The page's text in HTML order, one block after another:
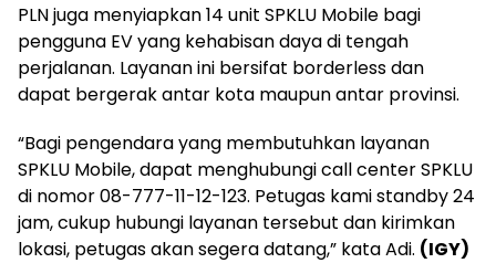
PLN juga menyiapkan 14 unit SPKLU Mobile bagi
pengguna EV yang kehabisan daya di tengah
perjalanan. Layanan ini bersifat borderless dan
dapat bergerak antar kota maupun antar provinsi.
“Bagi pengendara yang membutuhkan layanan
SPKLU Mobile, dapat menghubungi call center SPKLU
di nomor 08-777-11-12-123. Petugas kami standby 24
jam, cukup hubungi layanan tersebut dan kirimkan
lokasi, petugas akan segera datang,” kata Adi. (IGY)